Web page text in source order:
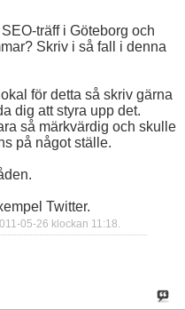
träff i Göteborg och
Skriv i så fall i denna
för detta så skriv gärna
dig att styra upp det.
så märkvärdig och skulle
på något ställe.
Twitter.
05-26 klockan 11:18.